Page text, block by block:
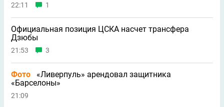
22:11 1
Официальная позиция ЦСКА насчет трансфера
Дзюбы
21:53 3
Фото
«Ливерпуль» арендовал защитника
«Барселоны»
21:09